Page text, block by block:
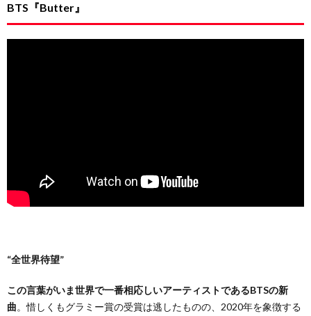
BTS『Butter』
“全世界待望”
この言葉がいま世界で一番相応しいアーティストであるBTSの新
曲。惜しくもグラミー賞の受賞は逃したものの、2020年を象徴する